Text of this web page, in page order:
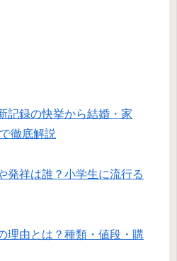
記録の快挙から結婚・家
徹底解説
発祥は誰？小学生に流行る
理由とは？種類・値段・購